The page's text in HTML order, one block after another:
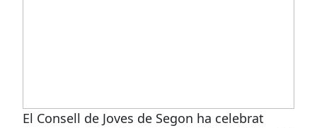
El Consell de Joves de Segon ha celebrat